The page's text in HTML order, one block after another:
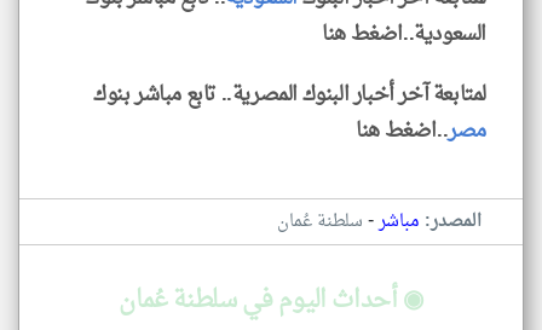
السعودية..اضغط هنا
لمتابعة آخر أخبار البنوك المصرية.. تابع مباشر بنوك
مصر..اضغط هنا
المصدر: مباشر-سلطنة عُمان
◉ أحداث اليوم في سلطنة عُمان